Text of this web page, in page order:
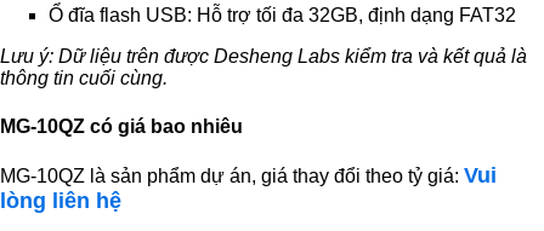
Ổ đĩa flash USB: Hỗ trợ tối đa 32GB, định dạng FAT32
Lưu ý: Dữ liệu trên được Desheng Labs kiểm tra và kết quả là
thông tin cuối cùng.
MG-10QZ có giá bao nhiêu
MG-10QZ là sản phẩm dự án, giá thay đổi theo tỷ giá: Vui
lòng liên hệ